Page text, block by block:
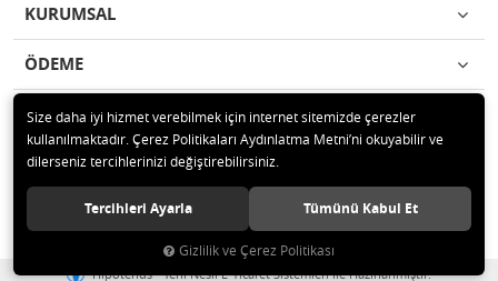
KURUMSAL
ÖDEME
İLETİŞİM
© 2020 MAG OTOMOTİV Tüm hakları saklıdır.
Hipotenüs Yeni Nesil E-Ticaret Sistemleri ile Hazırlanmıştır.
Size daha iyi hizmet verebilmek için internet sitemizde çerezler
kullanılmaktadır. Çerez Politikaları Aydınlatma Metni’ni okuyabilir ve
dilerseniz tercihlerinizi değiştirebilirsiniz.
Tercihleri Ayarla Tümünü Kabul Et
Gizlilik ve Çerez Politikası